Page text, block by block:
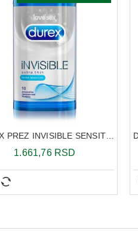
DUREX PREZ INVISIBLE SENSITIV PACK A 10
1.661,76 RSD